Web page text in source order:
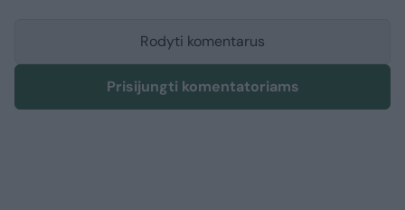
Rodyti komentarus
Prisijungti komentatoriams